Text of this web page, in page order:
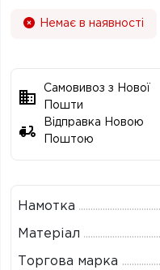
Немає в наявності
Самовивоз з Нової
Пошти
Відправка Новою
Поштою
Намотка
Матеріал
Торгова марка